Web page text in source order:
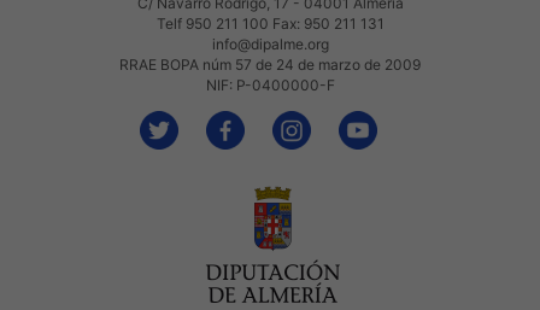
Telf 950 211 100 Fax: 950 211 131
info@dipalme.org
RRAE BOPA núm 57 de 24 de marzo de 2009
NIF: P-0400000-F